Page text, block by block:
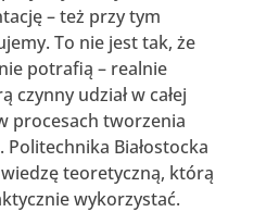
– też przy tym
To nie jest tak, że
potrafią – realnie
czynny udział w całej
procesach tworzenia
Politechnika Białostocka
teoretyczną, którą
wykorzystać.